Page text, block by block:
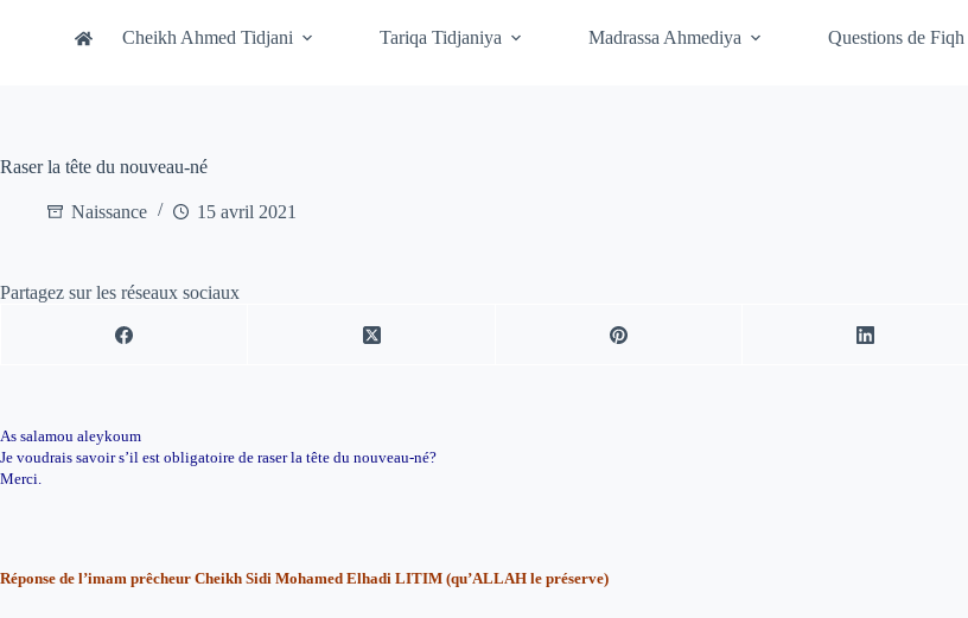
Cheikh Ahmed Tidjani Tariqa Tidjaniya Madrassa Ahmediya Questions de Fiqh
Raser la tête du nouveau-né
Naissance 15 avril 2021
Partagez sur les réseaux sociaux
As salamou aleykoum
Je voudrais savoir s’il est obligatoire de raser la tête du nouveau-né?
Merci.
Réponse de l’imam prêcheur Cheikh Sidi Mohamed Elhadi LITIM (qu’ALLAH le préserve)